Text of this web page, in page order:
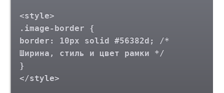
<style>
.image-border {
border: 10px solid #56382d; /*
Ширина, стиль и цвет рамки */
}
</style>